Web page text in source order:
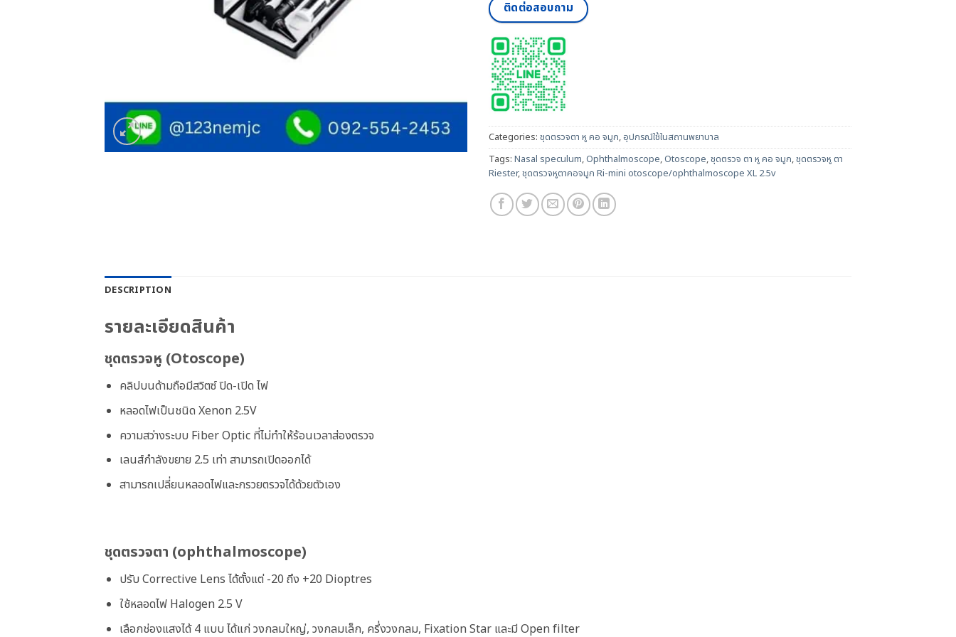
ติดต่อสอบถาม
Categories: ชุดตรวจตา หู คอ จมูก,อุปกรณ์ใช้ในสถานพยาบาล
Tags: Nasal speculum,Ophthalmoscope,Otoscope,ชุดตรวจ ตา หู คอ จมูก,ชุดตรวจหู ตา
Riester,ชุดตรวจหูตาคอจมูก Ri-mini otoscope/ophthalmoscope XL 2.5v
DESCRIPTION
รายละเอียดสินค้า
ชุดตรวจหู (Otoscope)
คลิปบนด้ามถือมีสวิตซ์ ปิด-เปิด ไฟ
หลอดไฟเป็นชนิด Xenon 2.5V
ความสว่างระบบ Fiber Optic ที่ไม่ทำให้ร้อนเวลาส่องตรวจ
เลนส์กำลังขยาย 2.5 เท่า สามารถเปิดออกได้
สามารถเปลี่ยนหลอดไฟและกรวยตรวจได้ด้วยตัวเอง
ชุดตรวจตา (ophthalmoscope)
ปรับ Corrective Lens ได้ตั้งแต่ -20 ถึง +20 Dioptres
ใช้หลอดไฟ Halogen 2.5 V
เลือกช่องแสงได้ 4 แบบ ได้แก่ วงกลมใหญ่, วงกลมเล็ก, ครึ่งวงกลม, Fixation Star และมี Open filter